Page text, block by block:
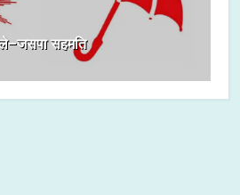
सहमति